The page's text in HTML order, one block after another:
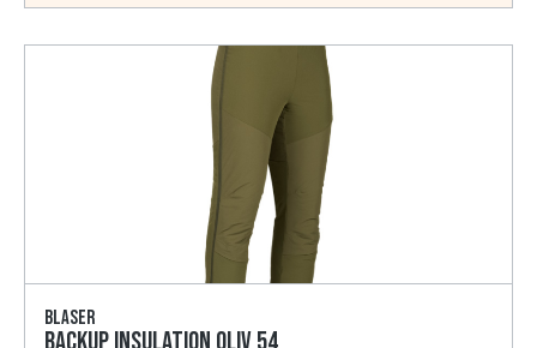
Blaser